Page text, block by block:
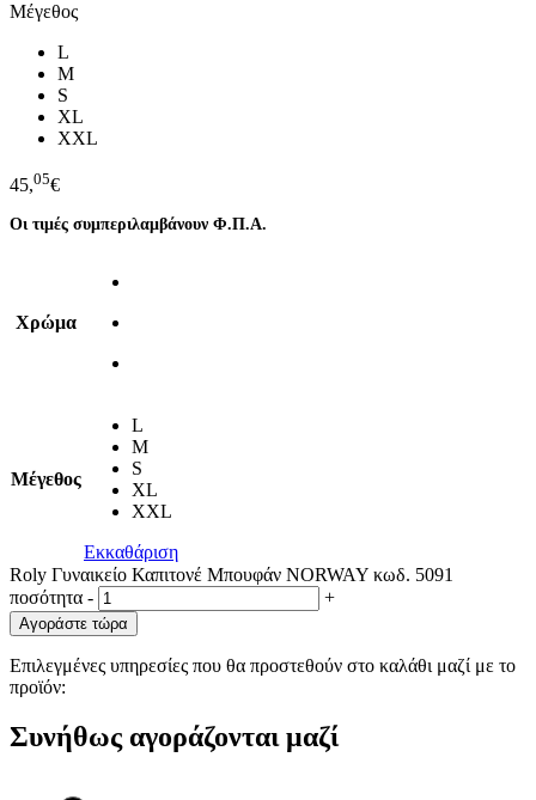
Μέγεθος
L
M
S
XL
XXL
45,05€
Οι τιμές συμπεριλαμβάνουν Φ.Π.Α.
Χρώμα
Μέγεθος
L
M
S
XL
XXL
Εκκαθάριση
Roly Γυναικείο Καπιτονέ Μπουφάν NORWAY κωδ. 5091
ποσότητα - +
Αγοράστε τώρα
Επιλεγμένες υπηρεσίες που θα προστεθούν στο καλάθι μαζί με το
προϊόν:
Συνήθως αγοράζονται μαζί